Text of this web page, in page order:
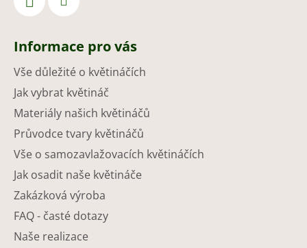
Informace pro vás
Vše důležité o květináčích
Jak vybrat květináč
Materiály našich květináčů
Průvodce tvary květináčů
Vše o samozavlažovacích květináčích
Jak osadit naše květináče
Zakázková výroba
FAQ - časté dotazy
Naše realizace